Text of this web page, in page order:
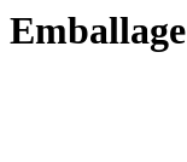
Emballage